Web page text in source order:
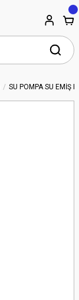
SU POMPA SU EMİŞ